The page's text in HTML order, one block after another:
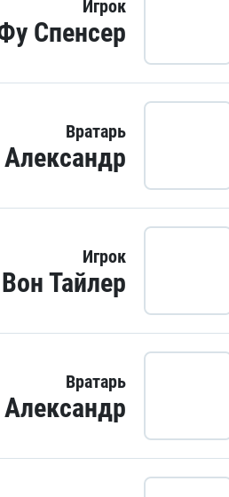
Игрок
Спенсер
Вратарь
Игрок
Тайлер
Вратарь